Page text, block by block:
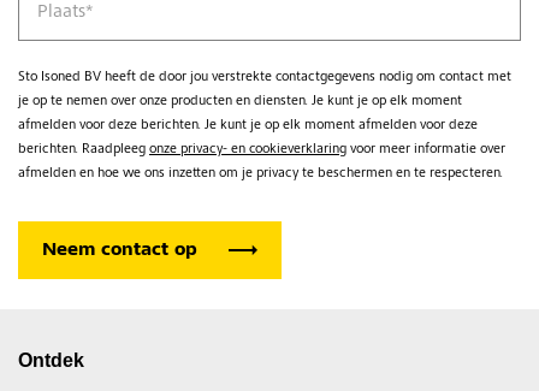
Plaats*
Sto Isoned BV heeft de door jou verstrekte contactgegevens nodig om contact met
je op te nemen over onze producten en diensten. Je kunt je op elk moment
afmelden voor deze berichten. Je kunt je op elk moment afmelden voor deze
berichten. Raadpleeg onze privacy- en cookieverklaring voor meer informatie over
afmelden en hoe we ons inzetten om je privacy te beschermen en te respecteren.
Ontdek